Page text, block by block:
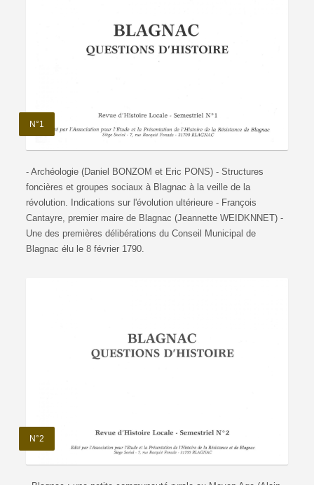
N°1
- Archéologie (Daniel BONZOM et Eric PONS) - Structures
foncières et groupes sociaux à Blagnac à la veille de la
révolution. Indications sur l'évolution ultérieure - François
Cantayre, premier maire de Blagnac (Jeannette WEIDKNNET) -
Une des premières délibérations du Conseil Municipal de
Blagnac élu le 8 février 1790.
N°2